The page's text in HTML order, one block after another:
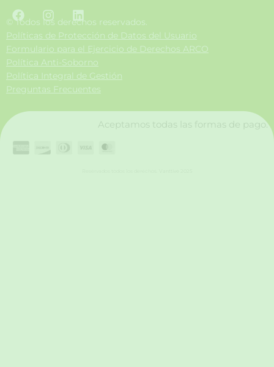
F
a
c
e
b
o
o
k
I
n
s
t
a
g
r
a
L
i
n
k
e
d
i
n
© Todos los derechos reservados.
Políticas de Protección de Datos del Usuario
Formulario para el Ejercicio de Derechos ARCO
Política Anti-Soborno
Política Integral de Gestión
Preguntas Frecuentes
Aceptamos todas las formas de pago.